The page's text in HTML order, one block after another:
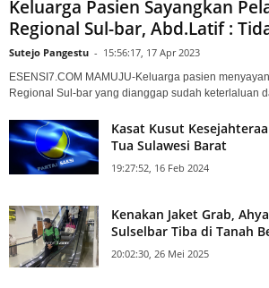
Keluarga Pasien Sayangkan
Regional Sul-bar, Abd.Latif :
Sutejo Pangestu - 15:56:17, 17 Apr 2023
ESENSI7.COM MAMUJU-Keluarga pasien
Regional Sul-bar yang dianggap sudah keterlaluan
Kasat Kusut
Tua Sulawesi Barat
19:27:52, 16 Feb 2024
Kenakan Jaket Grab,
Sulselbar Tiba di Tanah
20:02:30, 26 Mei 2025